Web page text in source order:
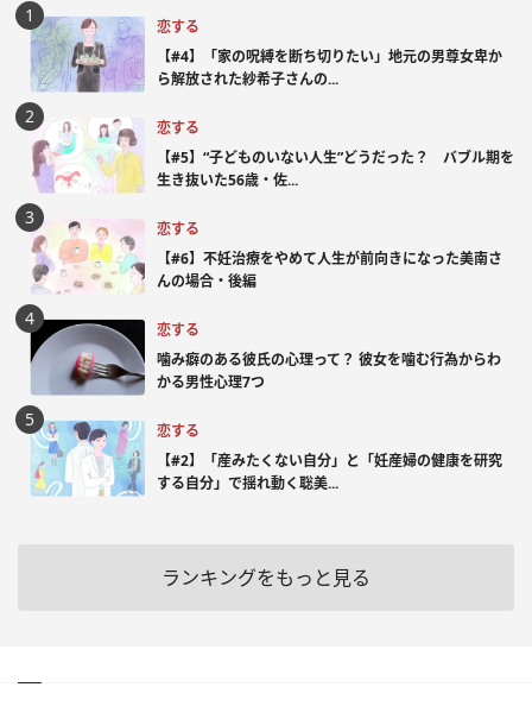
恋する
【#4】「家の呪縛を断ち切りたい」地元の男尊女卑か
ら解放された紗希子さんの...
恋する
【#5】“子どものいない人生”どうだった？ バブル期を
生き抜いた56歳・佐...
恋する
【#6】不妊治療をやめて人生が前向きになった美南さ
んの場合・後編
恋する
噛み癖のある彼氏の心理って？ 彼女を噛む行為からわ
かる男性心理7つ
恋する
【#2】「産みたくない自分」と「妊産婦の健康を研究
する自分」で揺れ動く聡美...
ランキングをもっと見る